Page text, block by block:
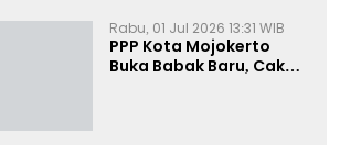
Rabu, 01 Jul 2026 13:31 WIB
PPP Kota Mojokerto
Buka Babak Baru, Cak